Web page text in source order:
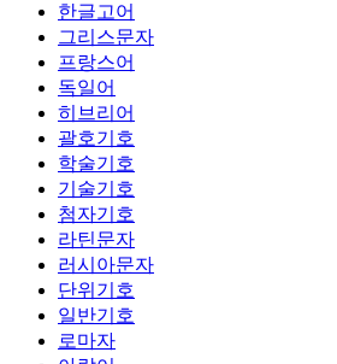
한글고어
그리스문자
프랑스어
독일어
히브리어
괄호기호
학술기호
기술기호
첨자기호
라틴문자
러시아문자
단위기호
일반기호
로마자